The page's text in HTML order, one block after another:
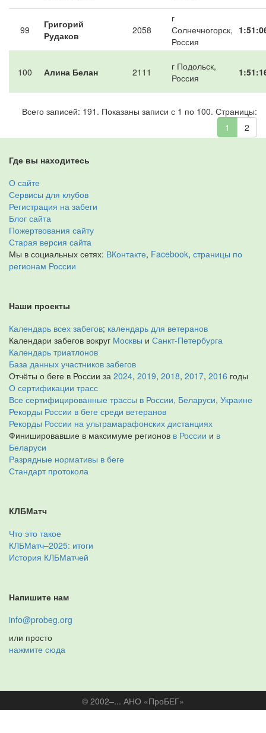
99
Григорий
Рудаков
2058
г
Солнечногорск,
Россия
100 Алина Белан 2111
г Подольск,
Россия
Всего записей: 191. Показаны записи с 1 по 100. Страницы:
1
2
Где вы находитесь
О сайте
Сервисы для клубов
Регистрация на забеги
Блог сайта
Пожертвования сайту
Старая версия сайта
Мы в социальных сетях: ВКонтакте, Facebook, страницы по
регионам России
Наши проекты
Календарь всех забегов; календарь для ветеранов
Календари забегов вокруг Москвы и Санкт-Петербурга
Календарь триатлонов
База данных участников забегов
Отчёты о беге в России за 2024, 2019, 2018, 2017, 2016 годы
О сертификации трасс
Все сертифицированные трассы в России, Беларуси, Украине
Рекорды России в беге среди ветеранов
Рекорды России на ультрамарафонских дистанциях
Финишировавшие в максимуме регионов в России и в
Беларуси
Разрядные нормативы в беге
Стандарт протокола
КЛБМатч
Что это такое
КЛБМатч–2025: итоги
История КЛБМатчей
Напишите нам
info@probeg.org
или просто
нажмите сюда
© 2002–... АНО «ПроБЕГ»